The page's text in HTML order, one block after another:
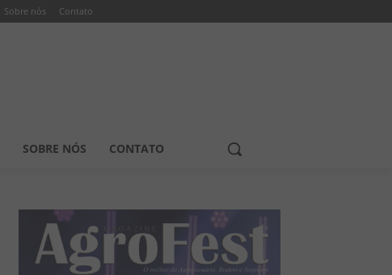
Sobre nós Contato
SOBRE NÓS CONTATO